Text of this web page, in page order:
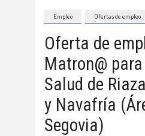
Empleo Ofertas de empleo
Oferta de
Matron@
Salud de
y Navafría
Segovia)